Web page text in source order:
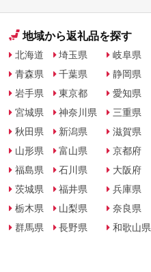
地域から返礼品を探す
北海道
青森県
岩手県
宮城県
秋田県
山形県
福島県
茨城県
栃木県
群馬県
埼玉県
千葉県
東京都
神奈川県
新潟県
富山県
石川県
福井県
山梨県
長野県
岐阜県
静岡県
愛知県
三重県
滋賀県
京都府
大阪府
兵庫県
奈良県
和歌山県